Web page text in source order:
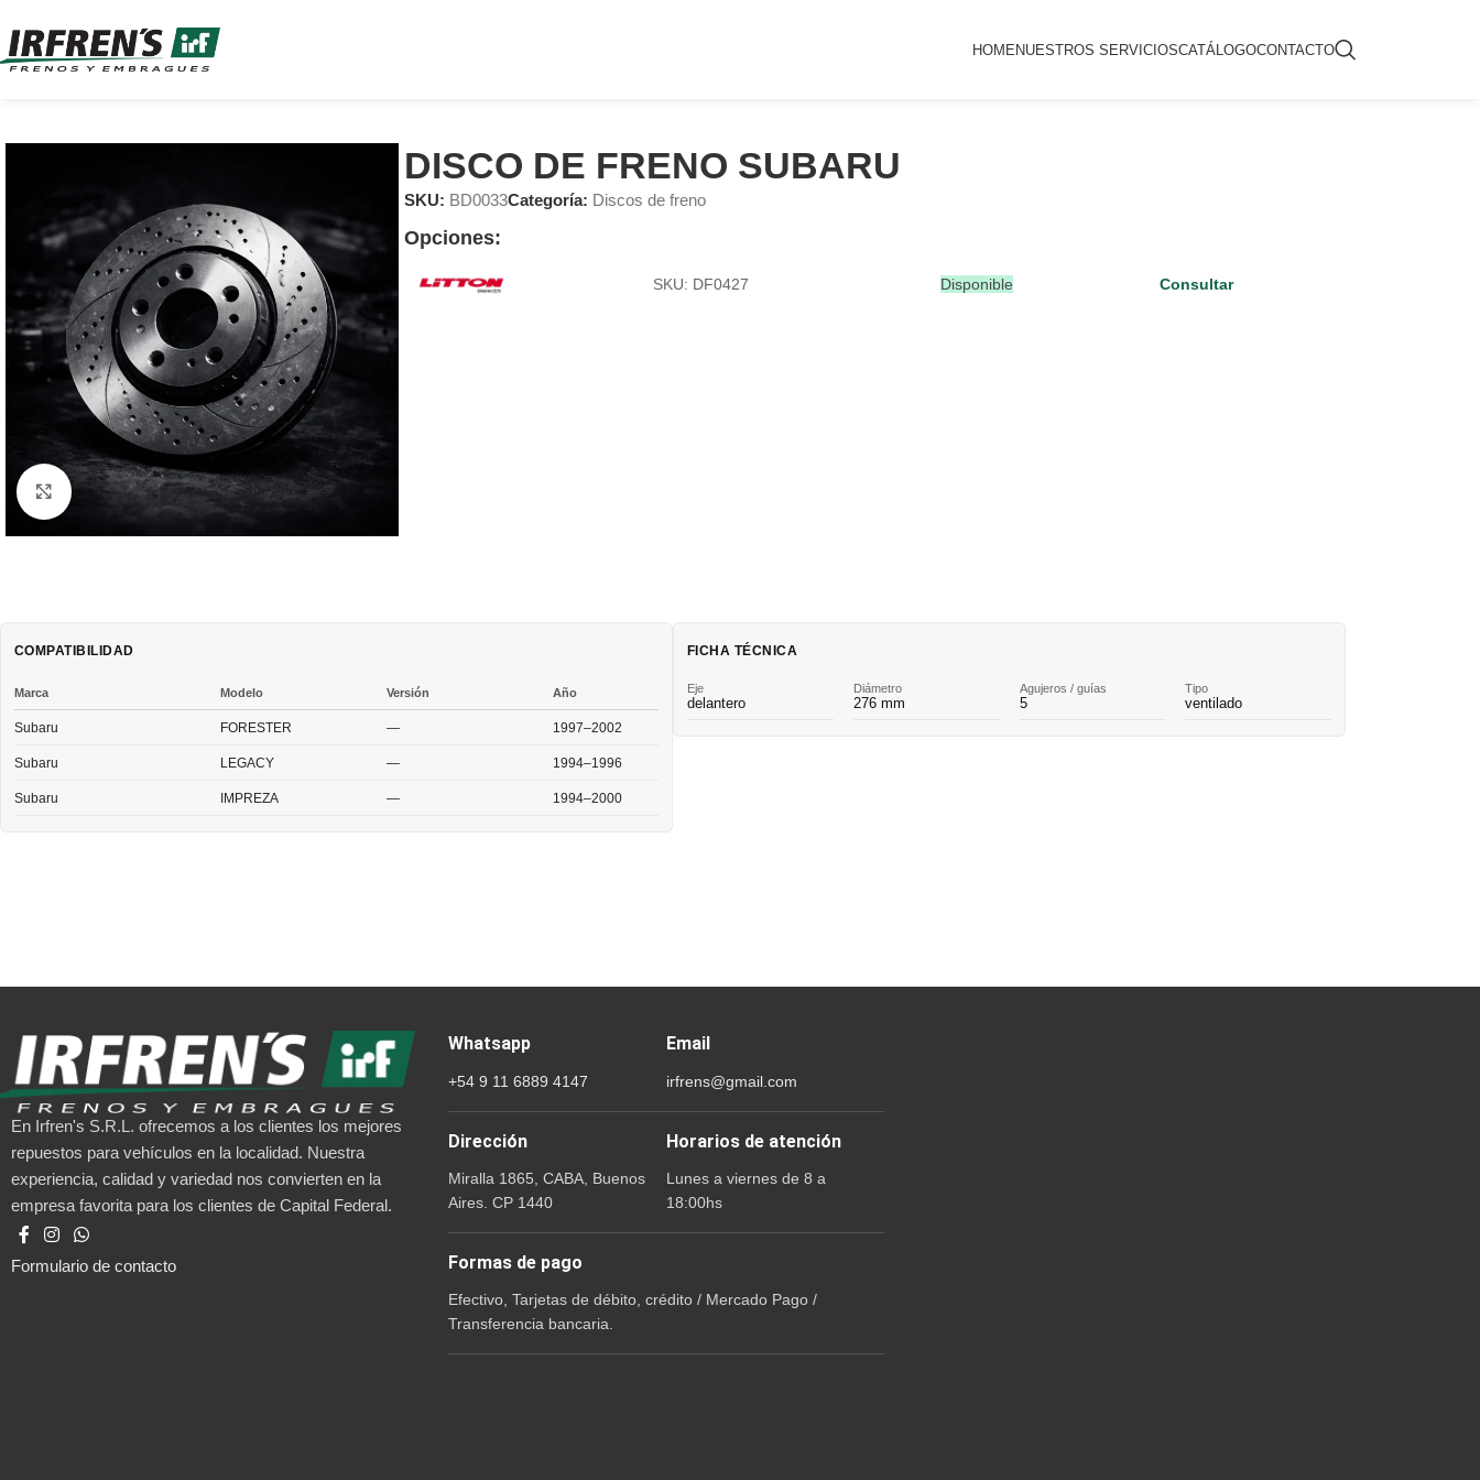
HOMENUESTROS SERVICIOSCATÁLOGOCONTACTO
Clic para ampliar
DISCO DE FRENO SUBARU
SKU: BD0033Categoría: Discos de freno
Opciones:
SKU: DF0427 Disponible Consultar
COMPATIBILIDAD
Marca Modelo Versión Año
Subaru FORESTER — 1997–2002
Subaru LEGACY — 1994–1996
Subaru IMPREZA — 1994–2000
FICHA TÉCNICA
Eje
delantero
Diámetro
276 mm
Agujeros / guías
5
Tipo
ventilado
En Irfren's S.R.L. ofrecemos a los clientes los mejores
repuestos para vehículos en la localidad. Nuestra
experiencia, calidad y variedad nos convierten en la
empresa favorita para los clientes de Capital Federal.
Formulario de contacto
Whatsapp
+54 9 11 6889 4147
Email
irfrens@gmail.com
Dirección
Miralla 1865, CABA, Buenos
Aires. CP 1440
Horarios de atención
Lunes a viernes de 8 a
18:00hs
Formas de pago
Efectivo, Tarjetas de débito, crédito / Mercado Pago /
Transferencia bancaria.